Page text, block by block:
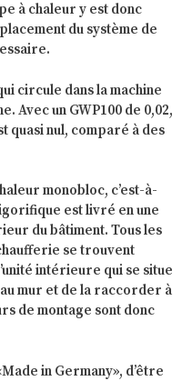
à chaleur y est donc
du système de
circule dans la machine
Avec un GWP100 de 0,02,
quasi nul, comparé à des
monobloc, c’est-à-
est livré en une
du bâtiment. Tous les
se trouvent
intérieure qui se situe
mur et de la raccorder à
de montage sont donc
in Germany», d’être